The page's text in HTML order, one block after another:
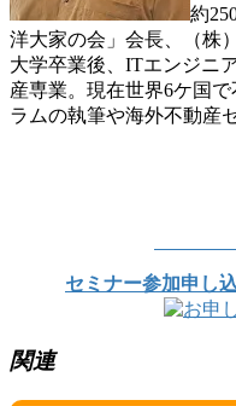
約
洋大家の会」会長、（株
大学卒業後、ITエンジニ
産専業。現在世界6ケ国
ラムの執筆や海外不動産
セミナー参加申し
関連